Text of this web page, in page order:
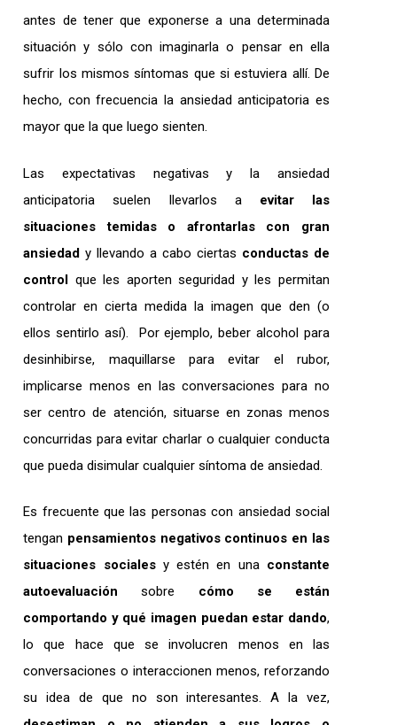
antes de tener que exponerse a una determinada
situación y sólo con imaginarla o pensar en ella
sufrir los mismos síntomas que si estuviera allí. De
hecho, con frecuencia la ansiedad anticipatoria es
mayor que la que luego sienten.
Las expectativas negativas y la ansiedad
anticipatoria suelen llevarlos a evitar las
situaciones temidas o afrontarlas con gran
ansiedad y llevando a cabo ciertas conductas de
control que les aporten seguridad y les permitan
controlar en cierta medida la imagen que den (o
ellos sentirlo así). Por ejemplo, beber alcohol para
desinhibirse, maquillarse para evitar el rubor,
implicarse menos en las conversaciones para no
ser centro de atención, situarse en zonas menos
concurridas para evitar charlar o cualquier conducta
que pueda disimular cualquier síntoma de ansiedad.
Es frecuente que las personas con ansiedad social
tengan pensamientos negativos continuos en las
situaciones socialesy estén en una constante
autoevaluación sobre cómo se están
comportando y qué imagen puedan estar dando,
lo que hace que se involucren menos en las
conversaciones o interaccionen menos, reforzando
su idea de que no son interesantes. A la vez,